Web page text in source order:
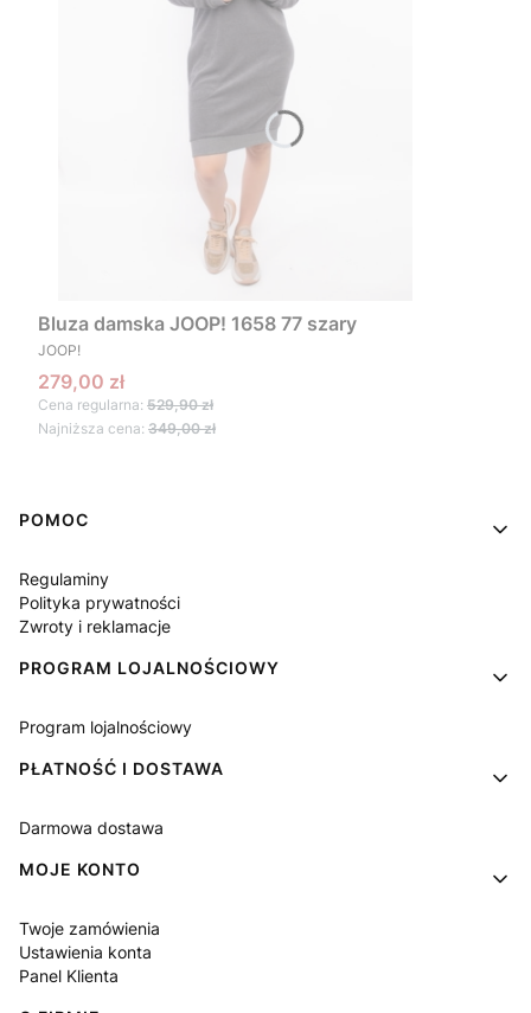
Bluza damska JOOP! 1658 77 szary
PRODUCENT
JOOP!
Cena promocyjna
279,00 zł
Cena regularna: 529,90 zł
Najniższa cena: 349,00 zł
Linki w stopce
POMOC
Regulaminy
Polityka prywatności
Zwroty i reklamacje
PROGRAM LOJALNOŚCIOWY
Program lojalnościowy
PŁATNOŚĆ I DOSTAWA
Darmowa dostawa
MOJE KONTO
Twoje zamówienia
Ustawienia konta
Panel Klienta